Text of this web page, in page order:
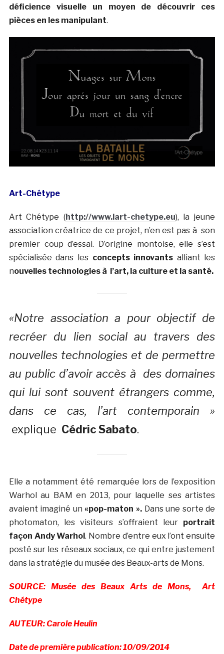
déficience visuelle un moyen de découvrir ces
pièces en les manipulant.
Art-Chétype
Art Chétype (http://www.lart-chetype.eu), la jeune
association créatrice de ce projet, n’en est pas à son
premier coup d’essai. D’origine montoise, elle s’est
spécialisée dans les concepts innovants alliant les
nouvelles technologies à l’art, la culture et la santé.
«Notre association a pour objectif de
recréer du lien social au travers des
nouvelles technologies et de permettre
au public d’avoir accès à des domaines
qui lui sont souvent étrangers comme,
dans ce cas, l’art contemporain »
explique Cédric Sabato.
Elle a notamment été remarquée lors de l’exposition
Warhol au BAM en 2013, pour laquelle ses artistes
avaient imaginé un«pop-maton ». Dans une sorte de
photomaton, les visiteurs s’offraient leur portrait
façon Andy Warhol. Nombre d’entre eux l’ont ensuite
posté sur les réseaux sociaux, ce qui entre justement
dans la stratégie du musée des Beaux-arts de Mons.
SOURCE: Musée des Beaux Arts de Mons, Art
Chétype
AUTEUR: Carole Heulin
Date de première publication: 10/09/2014